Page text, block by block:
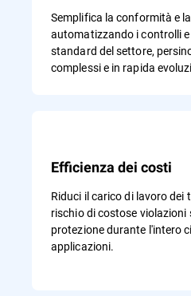
Semplifica la conformità e
automatizzando i controlli
standard del settore,
complessi e in rapida
Efficienza dei costi
Riduci il carico di lavoro dei
rischio di costose violazioni
protezione durante l'intero
applicazioni.